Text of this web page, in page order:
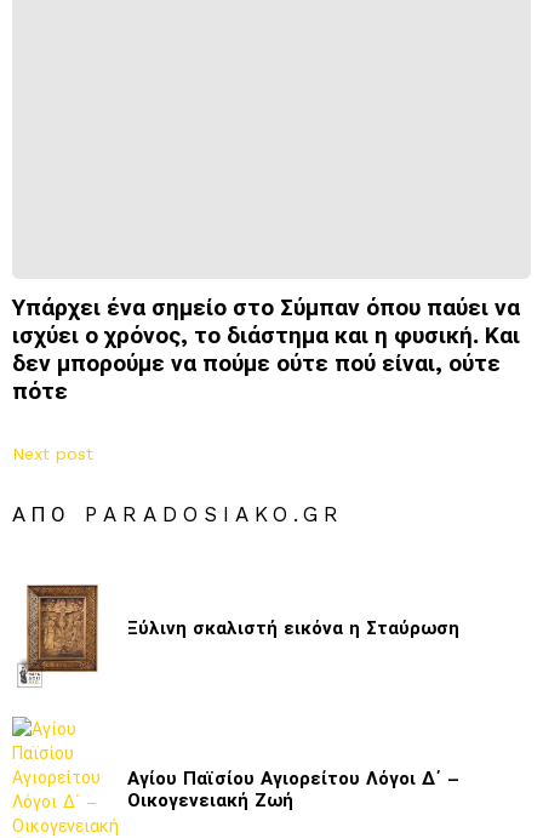
Υπάρχει ένα σημείο στο Σύμπαν όπου παύει να
ισχύει ο χρόνος, το διάστημα και η φυσική. Και
δεν μπορούμε να πούμε ούτε πού είναι, ούτε
πότε
Next post
ΑΠΌ PARADOSIAKO.GR
Ξύλινη σκαλιστή εικόνα η Σταύρωση
Αγίου Παϊσίου Αγιορείτου Λόγοι Δ΄ –
Οικογενειακή Ζωή